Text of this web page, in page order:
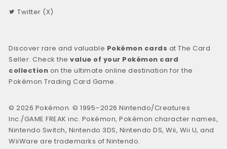
Twitter (X)
Discover rare and valuable Pokémon cards at The Card
Seller. Check thevalue of your Pokémon card
collection on the ultimate online destination for the
Pokémon Trading Card Game.
© 2026 Pokémon. © 1995–2026 Nintendo/Creatures
Inc./GAME FREAK inc. Pokémon, Pokémon character names,
Nintendo Switch, Nintendo 3DS, Nintendo DS, Wii, Wii U, and
WiiWare are trademarks of Nintendo.